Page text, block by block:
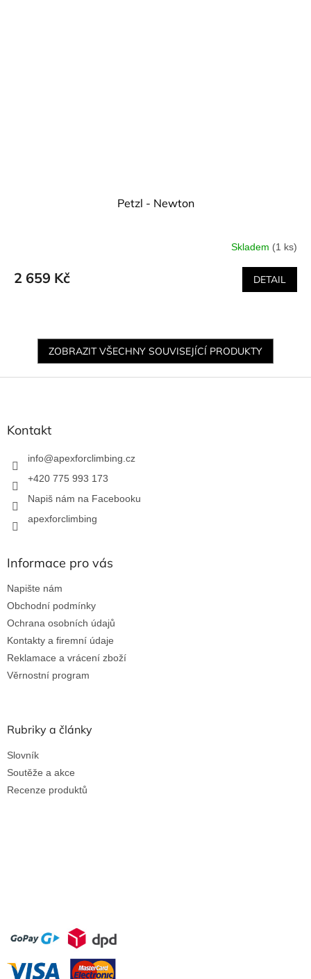
Petzl - Newton
Skladem (1 ks)
2 659 Kč DETAIL
ZOBRAZIT VŠECHNY SOUVISEJÍCÍ PRODUKTY
Z
Kontakt
info@apexforclimbing.cz
+420 775 993 173
Napiš nám na Facebooku
apexforclimbing
Informace pro vás
Napište nám
Obchodní podmínky
Ochrana osobních údajů
Kontakty a firemní údaje
Reklamace a vrácení zboží
Věrnostní program
Rubriky a články
Slovník
Soutěže a akce
Recenze produktů